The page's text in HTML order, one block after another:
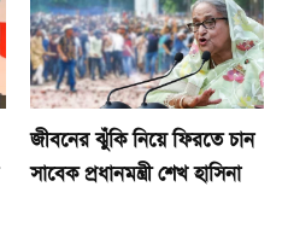
জীবনের ঝুঁকি নিয়ে ফিরতে চান
সাবেক প্রধানমন্ত্রী শেখ হাসিনা